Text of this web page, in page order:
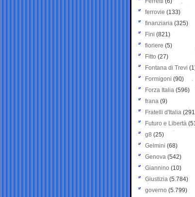
ferrovie (133)
finanziaria (325)
Fini (821)
fioriere (5)
Fitto (27)
Fontana di Trevi
Formigoni (90)
Forza Italia (596)
frana (9)
Fratelli d'Italia
Futuro e Libertà
g8 (25)
Gelmini (68)
Genova (542)
Giannino (10)
Giustizia (5.784)
governo (5.799)